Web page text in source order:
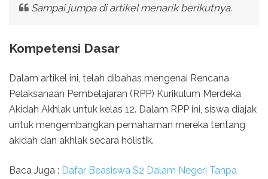
Sampai jumpa di artikel menarik berikutnya.
Kompetensi Dasar
Dalam artikel ini, telah dibahas mengenai Rencana
Pelaksanaan Pembelajaran (RPP) Kurikulum Merdeka
Akidah Akhlak untuk kelas 12. Dalam RPP ini, siswa diajak
untuk mengembangkan pemahaman mereka tentang
akidah dan akhlak secara holistik.
Baca Juga : Dafar Beasiswa S2 Dalam Negeri Tanpa